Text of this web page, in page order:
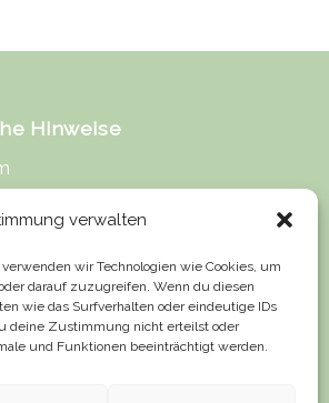
verwalten
wir Technologien wie Cookies, um
darauf zuzugreifen. Wenn du diesen
wie das Surfverhalten oder eindeutige IDs
deine Zustimmung nicht erteilst oder
und Funktionen beeinträchtigt werden.
Hinweise
Inhalte